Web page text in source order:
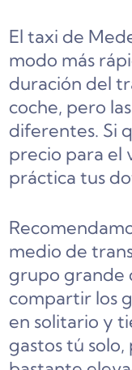
El taxi de
modo más
duración del
coche, pero
diferentes. Si
precio para el
práctica tus
medio de
grupo grande
compartir los
en solitario y
gastos tú